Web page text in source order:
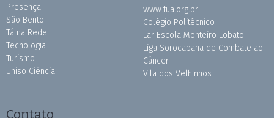
Presença
São Bento
Tá na Rede
Tecnologia
Turismo
Uniso Ciência
www.fua.org.br
Colégio Politécnico
Lar Escola Monteiro Lobato
Liga Sorocabana de Combate ao
Câncer
Vila dos Velhinhos
Contato